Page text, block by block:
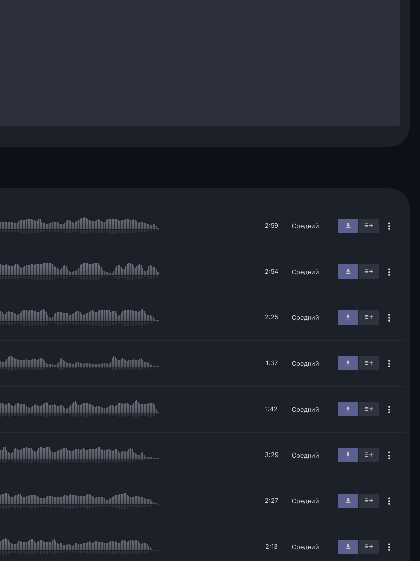
2:59 Средний
2:54 Средний
2:25 Средний
1:37 Средний
1:42 Средний
3:29 Средний
2:27 Средний
2:13 Средний